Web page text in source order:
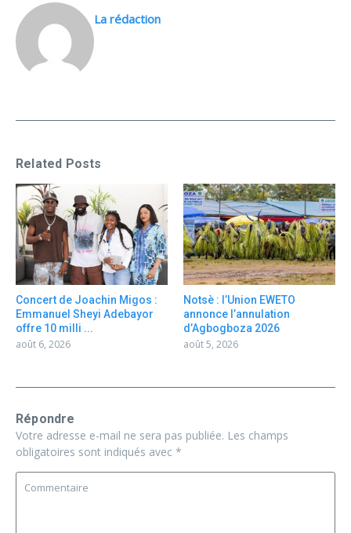
La rédaction
Related Posts
Concert de Joachin Migos :
Emmanuel Sheyi Adebayor
offre 10 milli ...
août 6, 2026
Notsè : l’Union EWETO
annonce l’annulation
d’Agbogboza 2026
août 5, 2026
Répondre
Votre adresse e-mail ne sera pas publiée. Les champs
obligatoires sont indiqués avec *